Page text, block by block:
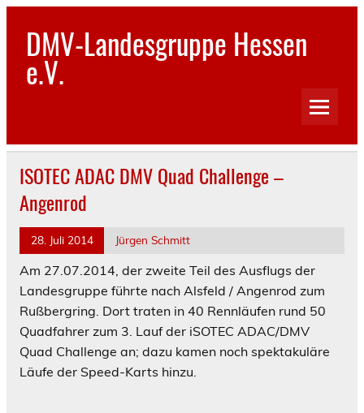
Skip
contentDMV-Landesgruppe Hessen
e.V.
ISOTEC ADAC DMV Quad Challenge –
Angenrod
28. Juli 2014 Jürgen Schmitt
Am 27.07.2014, der zweite Teil des Ausflugs der
Landesgruppe führte nach Alsfeld / Angenrod zum
Rußbergring. Dort traten in 40 Rennläufen rund 50
Quadfahrer zum 3. Lauf der iSOTEC ADAC/DMV
Quad Challenge an; dazu kamen noch spektakuläre
Läufe der Speed-Karts hinzu.